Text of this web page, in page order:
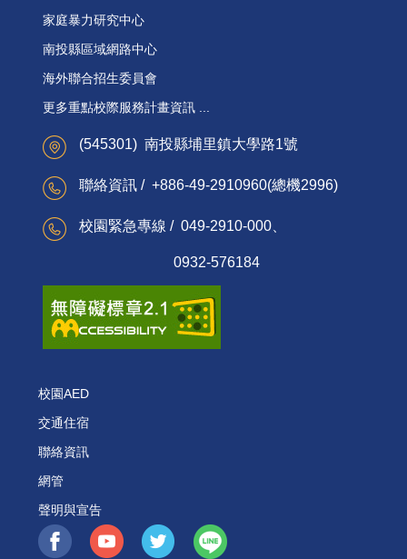
家庭暴力研究中心
南投縣區域網路中心
海外聯合招生委員會
更多重點校際服務計畫資訊 ...
(545301) 南投縣埔里鎮大學路1號
聯絡資訊 / +886-49-2910960(總機2996)
校園緊急專線 / 049-2910-000、
0932-576184
校園AED
交通住宿
聯絡資訊
網管
聲明與宣告